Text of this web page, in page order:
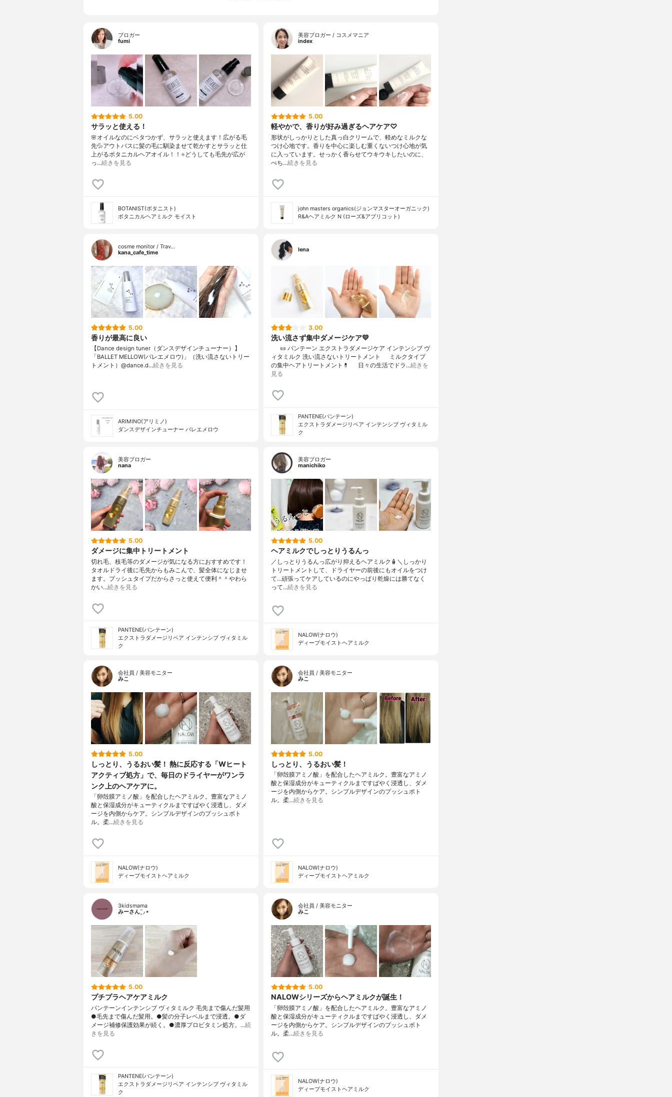
ブロガー
fumi
5.00
サラッと使える！
🌸オイルなのにベタつかず、サラッと使えます！広がる毛
先💦アウトバスに髪の毛に馴染ませて乾かすとサラッと仕
上がるボタニカルヘアオイル！！⭐️どうしても毛先が広が
っ…続きを見る
BOTANIST(ボタニスト)
ボタニカルヘアミルク モイスト
美容ブロガー / コスメマニア
index
5.00
軽やかで、香りが好み過ぎるヘアケア♡
形状がしっかりとした真っ白クリームで、軽めなミルクな
つけ心地です。香りを中心に楽しむ重くないつけ心地が気
に入っています。せっかく香らせてウキウキしたいのに、
ぺち…続きを見る
john masters organics(ジョンマスターオーガニック)
R&Aヘアミルク N (ローズ&アプリコット)
cosme monitor / Trav…
kana_cafe_time
5.00
香りが最高に良い
【Dance design tuner（ダンスデザインチューナー）】
「BALLET MELLOW(バレエメロウ)」（洗い流さないトリー
トメント）@dance.d…続きを見る
ARIMINO(アリミノ)
ダンスデザインチューナー バレエメロウ
lena
3.00
洗い流さず集中ダメージケア💛
⠀⠀📜 パンテーン エクストラダメージケア インテンシブ ヴ
ィタミルク 洗い流さないトリートメント⠀⠀ミルクタイプ
の集中ヘアトリートメント💊⠀⠀日々の生活でドラ…続きを
見る
PANTENE(パンテーン)
エクストラダメージリペア インテンシブ ヴィタミル
ク
美容ブロガー
nana
5.00
ダメージに集中トリートメント
切れ毛、枝毛等のダメージが気になる方におすすめです！
タオルドライ後に毛先からもみこんで、髪全体になじませ
ます。プッシュタイプだからさっと使えて便利＾＾やわら
かい…続きを見る
PANTENE(パンテーン)
エクストラダメージリペア インテンシブ ヴィタミル
ク
美容ブロガー
manichiko
5.00
ヘアミルクでしっとりうるんっ
／しっとりうるんっ広がり抑えるヘアミルク🧴＼しっかり
トリートメントして、ドライヤーの前後にもオイルをつけ
て…頑張ってケアしているのにやっぱり乾燥には勝てなく
って…続きを見る
NALOW(ナロウ)
ディープモイストヘアミルク
会社員 / 美容モニター
みこ
5.00
しっとり、うるおい髪！ 熱に反応する「Wヒート
アクティブ処方」で、毎日のドライヤーがワンラ
ンク上のヘアケアに。
「卵殻膜アミノ酸」を配合したヘアミルク。豊富なアミノ
酸と保湿成分がキューティクルまですばやく浸透し、ダメ
ージを内側からケア。シンプルデザインのプッシュボト
ル。柔…続きを見る
NALOW(ナロウ)
ディープモイストヘアミルク
会社員 / 美容モニター
みこ
5.00
しっとり、うるおい髪！
「卵殻膜アミノ酸」を配合したヘアミルク。豊富なアミノ
酸と保湿成分がキューティクルまですばやく浸透し、ダメ
ージを内側からケア。シンプルデザインのプッシュボト
ル。柔…続きを見る
NALOW(ナロウ)
ディープモイストヘアミルク
3kidsmama
みーさん¨̮⸝⋆
5.00
プチプラヘアケアミルク
パンテーンインテンシブ ヴィタミルク 毛先まで傷んだ髪用
●毛先まで傷んだ髪用。●髪の分子レベルまで浸透。●ダ
メージ補修保護効果が続く。●濃厚プロビタミン処方。‪…続
きを見る
PANTENE(パンテーン)
エクストラダメージリペア インテンシブ ヴィタミル
ク
会社員 / 美容モニター
みこ
5.00
NALOWシリーズからヘアミルクが誕生！
「卵殻膜アミノ酸」を配合したヘアミルク。豊富なアミノ
酸と保湿成分がキューティクルまですばやく浸透し、ダメ
ージを内側からケア。シンプルデザインのプッシュボト
ル。柔…続きを見る
NALOW(ナロウ)
ディープモイストヘアミルク